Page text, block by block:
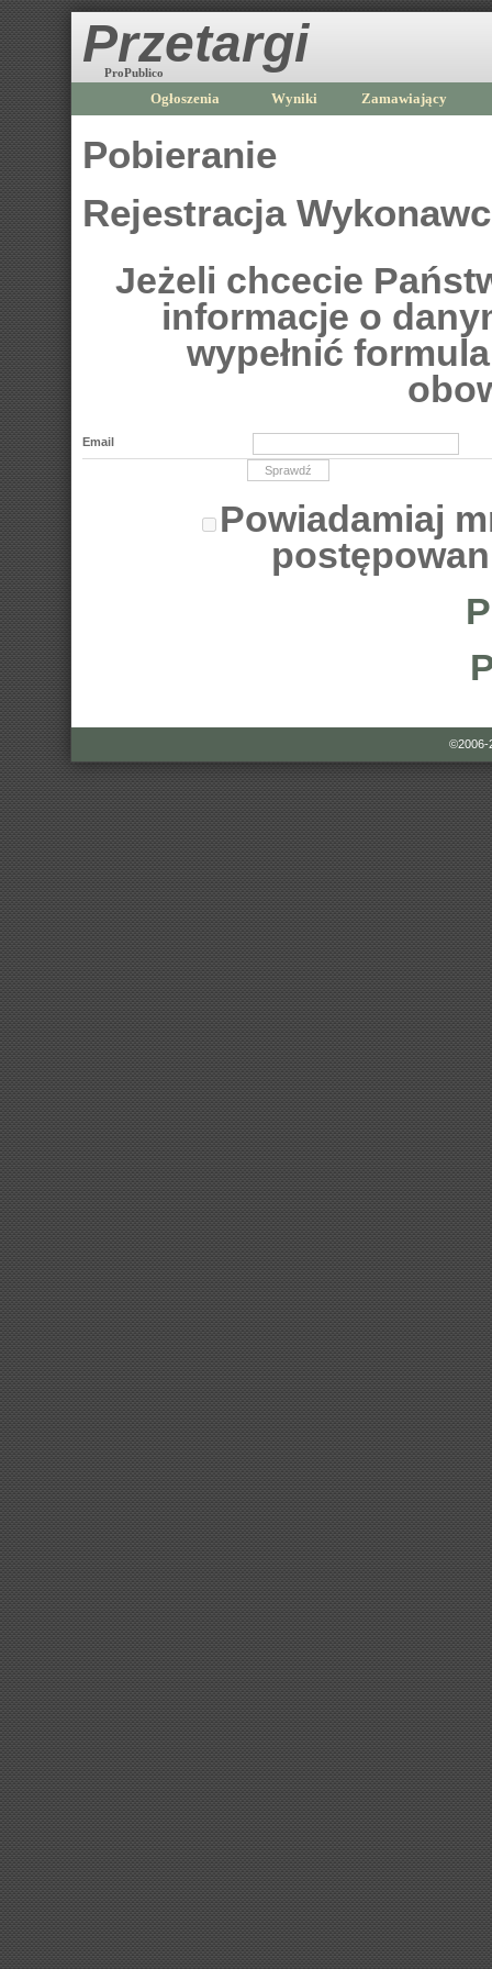
Przetargi
ProPublico
Ogłoszenia Wyniki Zamawiający
Pobieranie
Rejestracja
Jeżeli chcecie
informacje o
wypełnić
Email
Powiadamiaj
©2006-